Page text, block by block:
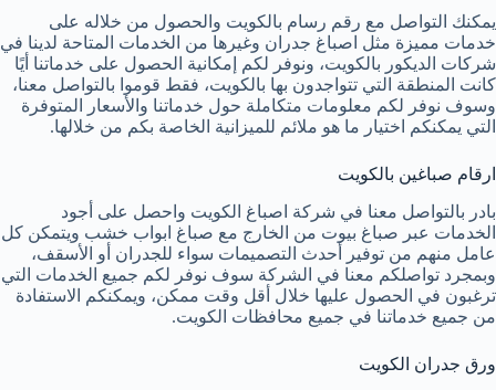
يمكنك التواصل مع رقم رسام بالكويت والحصول من خلاله على
خدمات مميزة مثل اصباغ جدران وغيرها من الخدمات المتاحة لدينا في
شركات الديكور بالكويت، ونوفر لكم إمكانية الحصول على خدماتنا أيًا
كانت المنطقة التي تتواجدون بها بالكويت، فقط قوموا بالتواصل معنا،
وسوف نوفر لكم معلومات متكاملة حول خدماتنا والأسعار المتوفرة
التي يمكنكم اختيار ما هو ملائم للميزانية الخاصة بكم من خلالها.
ارقام صباغين بالكويت
بادر بالتواصل معنا في شركة اصباغ الكويت واحصل على أجود
الخدمات عبر صباغ بيوت من الخارج مع صباغ ابواب خشب ويتمكن كل
عامل منهم من توفير أحدث التصميمات سواء للجدران أو الأسقف،
وبمجرد تواصلكم معنا في الشركة سوف نوفر لكم جميع الخدمات التي
ترغبون في الحصول عليها خلال أقل وقت ممكن، ويمكنكم الاستفادة
من جميع خدماتنا في جميع محافظات الكويت.
ورق جدران الكويت